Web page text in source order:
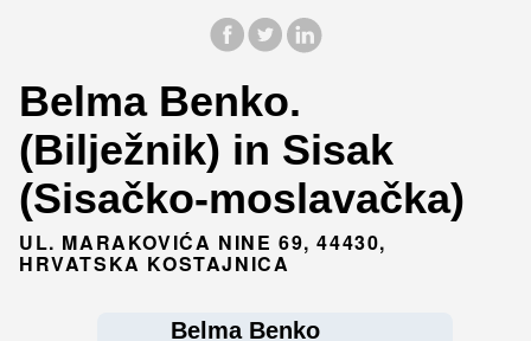
Belma Benko.
(Bilježnik) in Sisak
(Sisačko-moslavačka)
UL. MARAKOVIĆA NINE 69, 44430,
HRVATSKA KOSTAJNICA
Belma Benko